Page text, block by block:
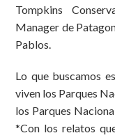
Tompkins
Manager de
Pablos.
Lo que buscamos
viven los Parques
los Parques
*Con los relatos